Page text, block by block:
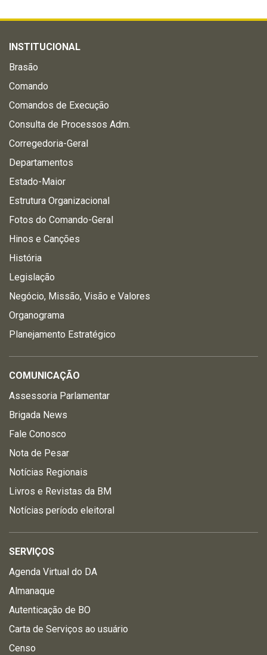
INSTITUCIONAL
Brasão
Comando
Comandos de Execução
Consulta de Processos Adm.
Corregedoria-Geral
Departamentos
Estado-Maior
Estrutura Organizacional
Fotos do Comando-Geral
Hinos e Canções
História
Legislação
Negócio, Missão, Visão e Valores
Organograma
Planejamento Estratégico
COMUNICAÇÃO
Assessoria Parlamentar
Brigada News
Fale Conosco
Nota de Pesar
Notícias Regionais
Livros e Revistas da BM
Notícias período eleitoral
SERVIÇOS
Agenda Virtual do DA
Almanaque
Autenticação de BO
Carta de Serviços ao usuário
Censo